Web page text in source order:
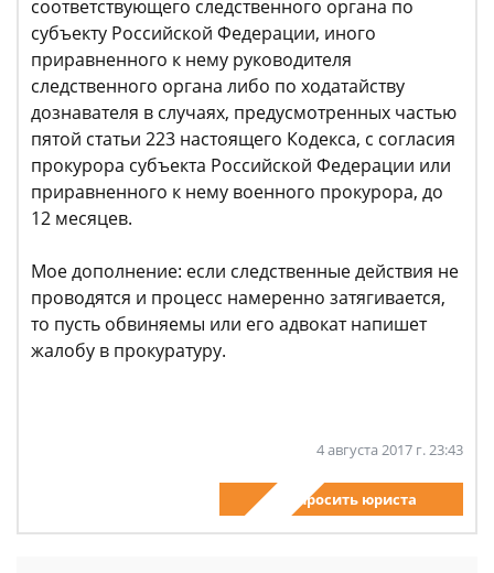
соответствующего следственного органа по
субъекту Российской Федерации, иного
приравненного к нему руководителя
следственного органа либо по ходатайству
дознавателя в случаях, предусмотренных частью
пятой статьи 223 настоящего Кодекса, с согласия
прокурора субъекта Российской Федерации или
приравненного к нему военного прокурора, до
12 месяцев.
Мое дополнение: если следственные действия не
проводятся и процесс намеренно затягивается,
то пусть обвиняемы или его адвокат напишет
жалобу в прокуратуру.
4 августа 2017 г. 23:43
Спросить юриста